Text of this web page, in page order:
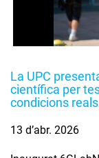
La UPC
científica per
condicions reals
13 d’abr. 2026